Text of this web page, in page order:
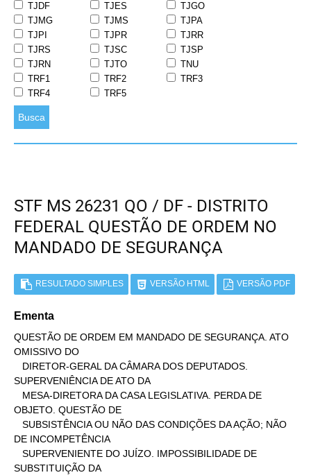
TJDF
TJES
TJGO
TJMG
TJMS
TJPA
TJPI
TJPR
TJRR
TJRS
TJSC
TJSP
TJRN
TJTO
TNU
TRF1
TRF2
TRF3
TRF4
TRF5
Busca
STF MS 26231 QO / DF - DISTRITO
FEDERAL QUESTÃO DE ORDEM NO
MANDADO DE SEGURANÇA
RESULTADO SIMPLES VERSÃO HTML VERSÃO PDF
Ementa
QUESTÃO DE ORDEM EM MANDADO DE SEGURANÇA. ATO
OMISSIVO DO
SUPERVENIÊNCIA DE ATO DA
OBJETO. QUESTÃO DE
DE INCOMPETÊNCIA
SUBSTITUIÇÃO DA